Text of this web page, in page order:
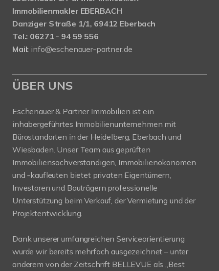
Immobilienmakler EBERBACH
Danziger Straße 1/1, 69412 Eberbach
Tel.: 06271 - 94 59 556
Mail: info@eschenauer-partner.de
ÜBER UNS
Eschenauer & Partner Immobilien ist ein
inhabergeführtes Immobilienunternehmen mit
Bürostandorten in der Heidelberg, Eberbach und
Wiesbaden. Unser Team aus geprüften
Immobiliensachverständigen, Immobilienökonomen
und -kaufleuten bietet privaten Eigentümern,
Investoren und Bauträgern professionelle
Unterstützung beim Verkauf, der Vermietung und der
Projektentwicklung.
Dank unserer umfangreichen Serviceorientierung
wurde wir bereits mehrfach ausgezeichnet – unter
anderem von der Zeitschrift BELLEVUE als „Best